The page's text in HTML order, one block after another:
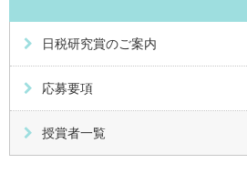
日税研究賞のご案内
応募要項
授賞者一覧